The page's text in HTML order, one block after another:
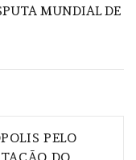
MUNDIAL DE
PELO